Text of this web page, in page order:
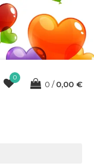
0
0 0,00 €